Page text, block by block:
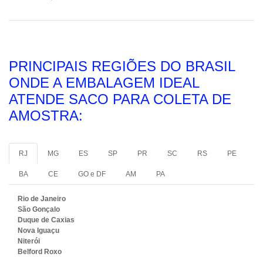
PRINCIPAIS REGIÕES DO BRASIL
ONDE A EMBALAGEM IDEAL
ATENDE SACO PARA COLETA DE
AMOSTRA:
RJ MG ES SP PR SC RS PE
BA CE GO e DF AM PA
Rio de Janeiro
São Gonçalo
Duque de Caxias
Nova Iguaçu
Niterói
Belford Roxo